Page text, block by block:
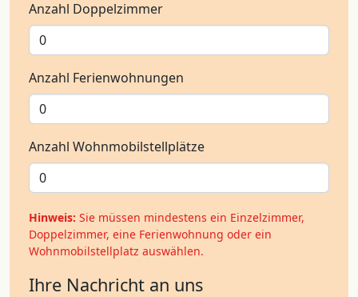
Anzahl Doppelzimmer
Anzahl Ferienwohnungen
Anzahl Wohnmobilstellplätze
Hinweis: Sie müssen mindestens ein Einzelzimmer,
Doppelzimmer, eine Ferienwohnung oder ein
Wohnmobilstellplatz auswählen.
Ihre Nachricht an uns